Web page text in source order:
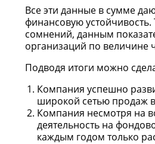
Все эти данные в сумме
финансовую
сомнений, данным
организаций по величине
Подводя итоги можно
Компания успешно
широкой сетью продаж
Компания несмотря на
деятельность на
каждым годом только